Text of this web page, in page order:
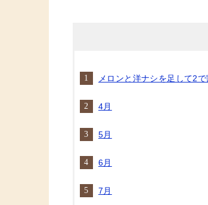
メロンと洋ナシを足して2
4月
5月
6月
7月